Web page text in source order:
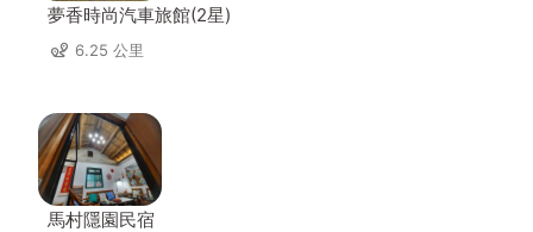
夢香時尚汽車旅館(2星)
6.25 公里
馬村隱園民宿